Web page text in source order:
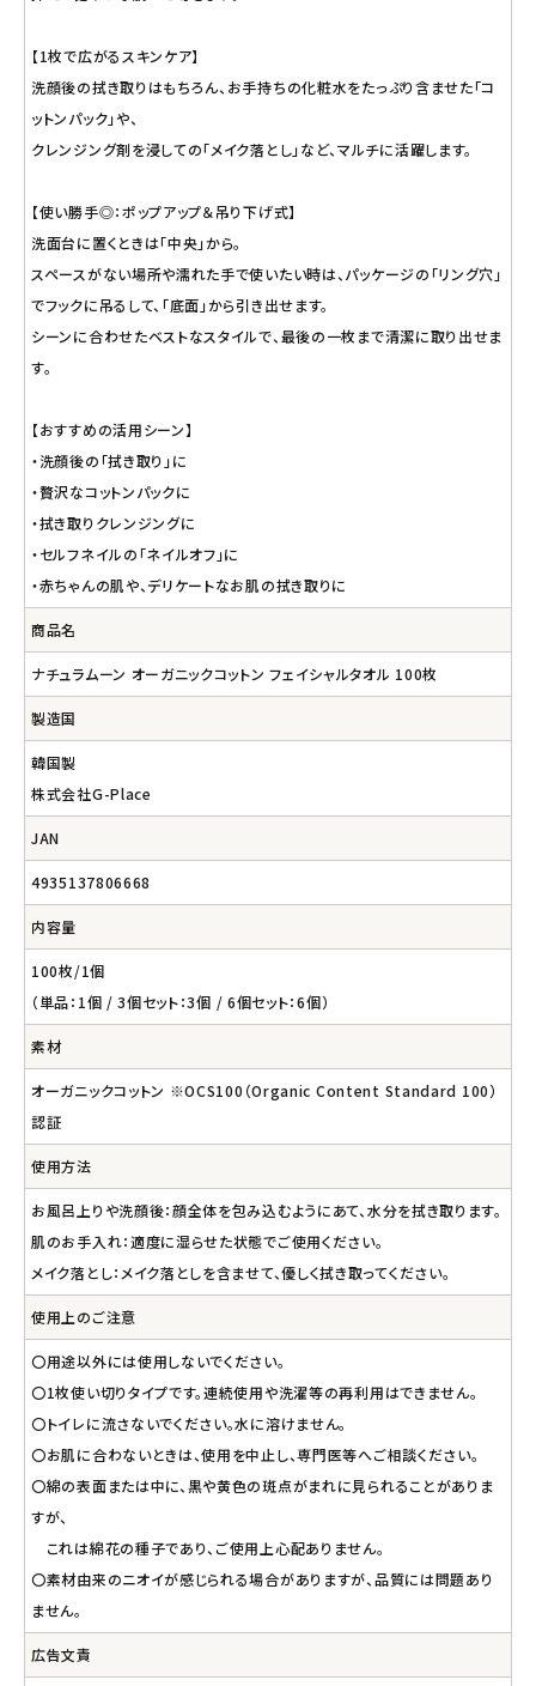
【1枚で広がるスキンケア】
洗顔後の拭き取りはもちろん、お手持ちの化粧水をたっぷり含ませた「コ
ットンパック」や、
クレンジング剤を浸しての「メイク落とし」など、マルチに活躍します。
【使い勝手◎：ポップアップ＆吊り下げ式】
洗面台に置くときは「中央」から。
スペースがない場所や濡れた手で使いたい時は、パッケージの「リング穴」
でフックに吊るして、「底面」から引き出せます。
シーンに合わせたベストなスタイルで、最後の一枚まで清潔に取り出せま
す。
【おすすめの活用シーン】
・洗顔後の「拭き取り」に
・贅沢なコットンパックに
・拭き取りクレンジングに
・セルフネイルの「ネイルオフ」に
・赤ちゃんの肌や、デリケートなお肌の拭き取りに
商品名
ナチュラムーン オーガニックコットン フェイシャルタオル 100枚
製造国
韓国製
株式会社G-Place
JAN
4935137806668
内容量
100枚/1個
（単品：1個 / 3個セット：3個 / 6個セット：6個）
素材
オーガニックコットン ※OCS100（Organic Content Standard 100）
認証
使用方法
お風呂上りや洗顔後：顔全体を包み込むようにあて、水分を拭き取ります。
肌のお手入れ：適度に湿らせた状態でご使用ください。
メイク落とし：メイク落としを含ませて、優しく拭き取ってください。
使用上のご注意
〇用途以外には使用しないでください。
〇1枚使い切りタイプです。連続使用や洗濯等の再利用はできません。
〇トイレに流さないでください。水に溶けません。
〇お肌に合わないときは、使用を中止し、専門医等へご相談ください。
〇綿の表面または中に、黒や黄色の斑点がまれに見られることがありま
すが、
これは綿花の種子であり、ご使用上心配ありません。
〇素材由来のニオイが感じられる場合がありますが、品質には問題あり
ません。
広告文責